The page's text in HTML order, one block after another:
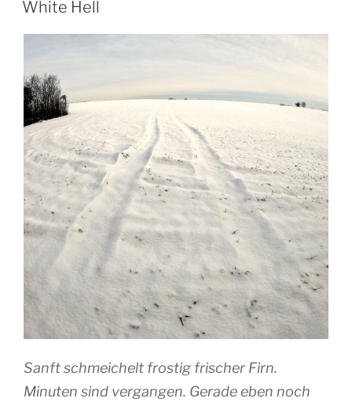
White Hell
Sanft schmeichelt frostig frischer Firn.
Minuten sind vergangen. Gerade eben noch